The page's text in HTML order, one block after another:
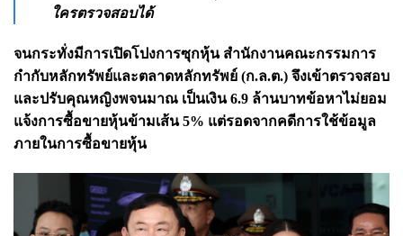
ใครตรวจสอบได้
จนกระทั่งมีการเปิดโปงการซุกหุ้น สำนักงานคณะกรรมการ
กำกับหลักทรัพย์และตลาดหลักทรัพย์ (ก.ล.ต.) จึงเข้าตรวจสอบ
และปรับคุณหญิงพจนมาณ เป็นเงิน 6.9 ล้านบาทข้อหาไม่ยอม
แจ้งการซื้อขายหุ้นข้ามเส้น 5% แต่รอดจากคดีการใช้ข้อมูล
ภายในการซื้อขายหุ้น